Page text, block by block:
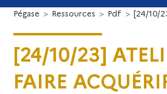
[24/10/23]
FAIRE
Pégase > Ressources > Pdf > [24/10/